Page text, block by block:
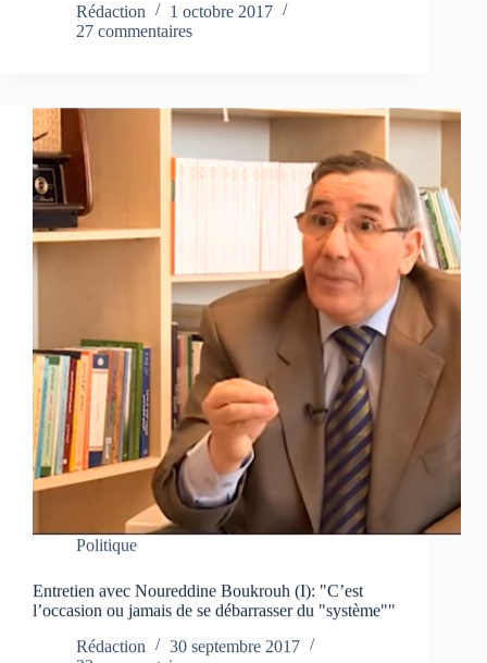
Rédaction
1 octobre 2017
27 commentaires
Politique
Entretien avec Noureddine Boukrouh (I): "C’est
l’occasion ou jamais de se débarrasser du "système""
Rédaction
30 septembre 2017